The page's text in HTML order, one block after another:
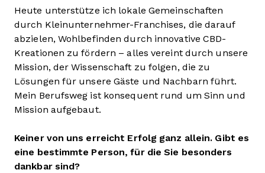
Heute unterstütze ich lokale Gemeinschaften
durch Kleinunternehmer-Franchises, die darauf
abzielen, Wohlbefinden durch innovative CBD-
Kreationen zu fördern – alles vereint durch unsere
Mission, der Wissenschaft zu folgen, die zu
Lösungen für unsere Gäste und Nachbarn führt.
Mein Berufsweg ist konsequent rund um Sinn und
Mission aufgebaut.
Keiner von uns erreicht Erfolg ganz allein. Gibt es
eine bestimmte Person, für die Sie besonders
dankbar sind?